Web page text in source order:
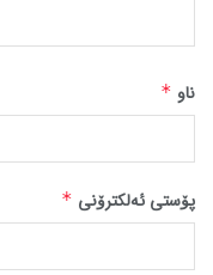
ناو *
پۆستی ئەلکترۆنی *